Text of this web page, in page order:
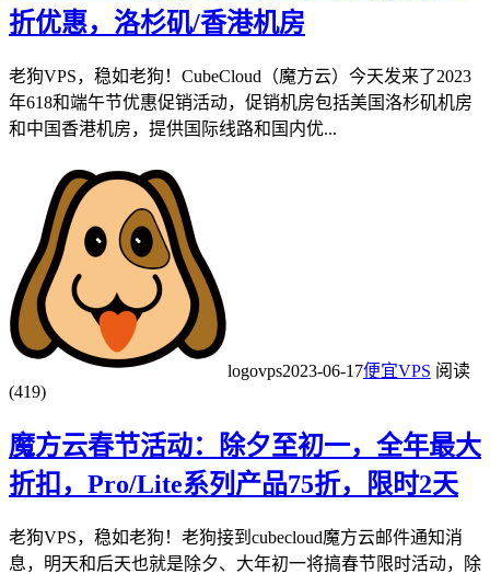
折优惠，洛杉矶/香港机房
老狗VPS，稳如老狗！CubeCloud（魔方云）今天发来了2023
年618和端午节优惠促销活动，促销机房包括美国洛杉矶机房
和中国香港机房，提供国际线路和国内优...
logovps2023-06-17便宜VPS 阅读
(419)
魔方云春节活动：除夕至初一，全年最大
折扣，Pro/Lite系列产品75折，限时2天
老狗VPS，稳如老狗！老狗接到cubecloud魔方云邮件通知消
息，明天和后天也就是除夕、大年初一将搞春节限时活动，除